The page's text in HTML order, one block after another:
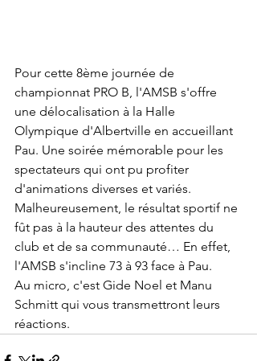
Pour cette 8ème journée de
championnat PRO B, l'AMSB s'offre
une délocalisation à la Halle
Olympique d'Albertville en accueillant
Pau. Une soirée mémorable pour les
spectateurs qui ont pu profiter
d'animations diverses et variés.
Malheureusement, le résultat sportif ne
fût pas à la hauteur des attentes du
club et de sa communauté… En effet,
l'AMSB s'incline 73 à 93 face à Pau.
Au micro, c'est Gide Noel et Manu
Schmitt qui vous transmettront leurs
réactions.